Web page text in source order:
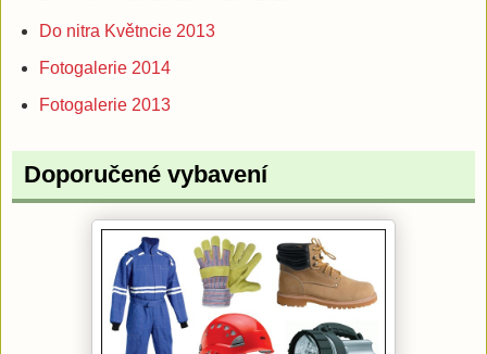
Do nitra Květncie 2013
Fotogalerie 2014
Fotogalerie 2013
Doporučené vybavení